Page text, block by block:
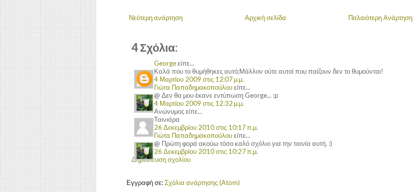
Νεότερη ανάρτηση Παλαιότερη Ανάρτηση
Αρχική σελίδα
4 Σχόλια:
Georgeείπε...
Καλά που το θυμήθηκες αυτό;Μάλλον ούτε αυτοί που παίζουν δεν το θυμούνται!
4 Μαρτίου 2009 στις 12:07 μ.μ.
Γιώτα Παπαδημακοπούλουείπε...
@ Δεν θα μου έκανε εντύπωση George... :p
4 Μαρτίου 2009 στις 12:32 μ.μ.
Ανώνυμος είπε...
Ταινιάρα
26 Δεκεμβρίου 2010 στις 10:17 π.μ.
Γιώτα Παπαδημακοπούλουείπε...
@ Πρώτη φορά ακούω τόσο καλό σχόλιο για την ταινία αυτή. :)
26 Δεκεμβρίου 2010 στις 10:27 π.μ.
Δημοσίευση σχολίου
Εγγραφή σε:Σχόλια ανάρτησης (Atom)